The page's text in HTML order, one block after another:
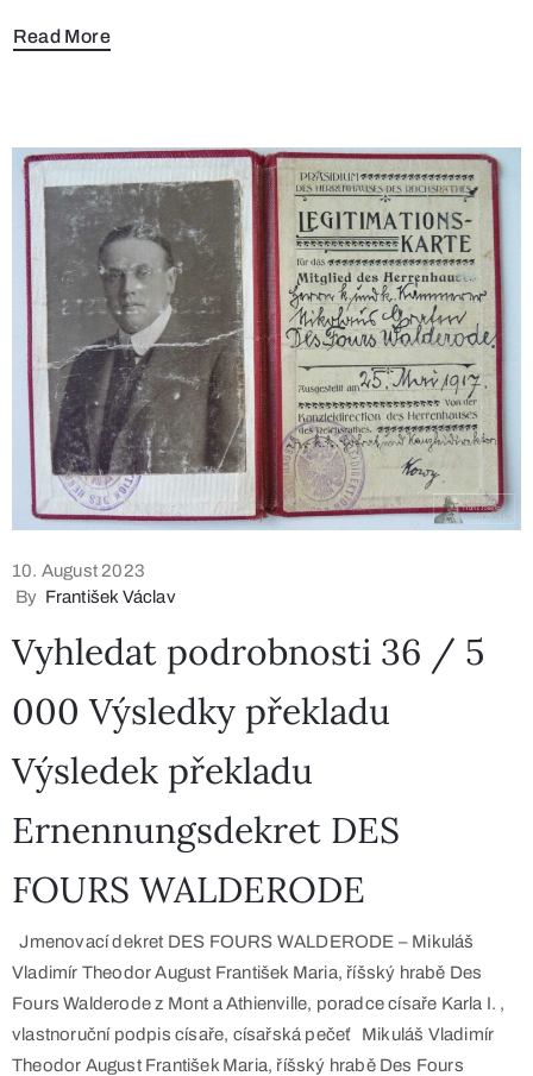
Read More
10. August 2023
By František Václav
​Vyhledat podrobnosti 36 / 5
000 Výsledky překladu
Výsledek překladu
Ernennungsdekret DES
FOURS WALDERODE
Jmenovací dekret DES FOURS WALDERODE – Mikuláš
Vladimír Theodor August František Maria, říšský hrabě Des
Fours Walderode z Mont a Athienville, poradce císaře Karla I. ,
vlastnoruční podpis císaře, císařská pečeť Mikuláš Vladimír
Theodor August František Maria, říšský hrabě Des Fours